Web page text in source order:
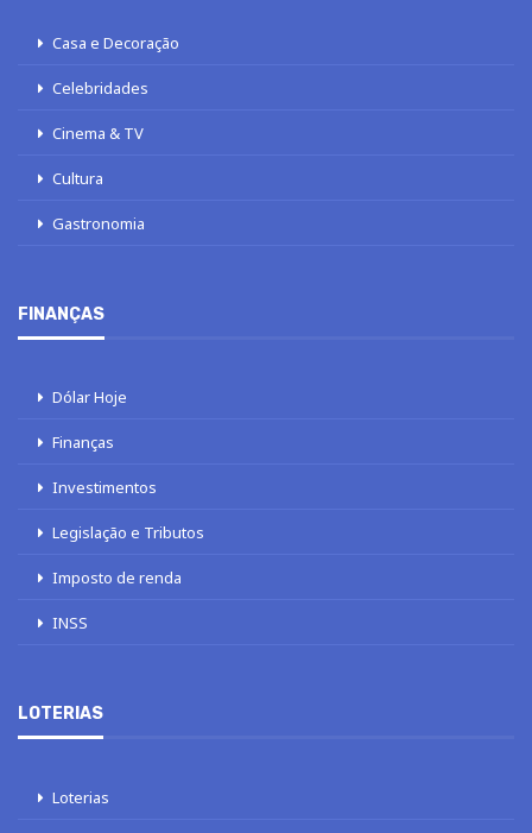
Casa e Decoração
Celebridades
Cinema & TV
Cultura
Gastronomia
FINANÇAS
Dólar Hoje
Finanças
Investimentos
Legislação e Tributos
Imposto de renda
INSS
LOTERIAS
Loterias